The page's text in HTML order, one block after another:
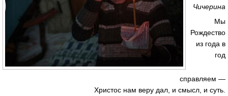
Чичерина
Мы
Рождество
из года в
год
справляем —
Христос нам веру дал, и смысл, и суть.